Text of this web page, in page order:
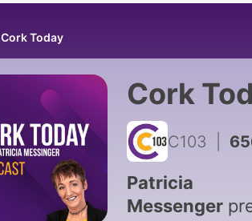
Cork Today
Cork
C103 6566
Patricia
Messenger